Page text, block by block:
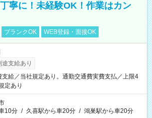
寧に！未経験OK！作業はカン
ブランクOK WEB登録・面接OK
支給あり
支給／当社規定あり。通勤交通費実費支払／上限4
定あり
10分 / 久喜駅から車20分 / 鴻巣駅から車20分